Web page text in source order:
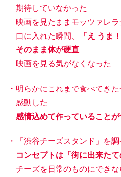
期待していなかった
映画を見たままモッツァレ
口に入れた瞬間、
「え うま
そのまま体が硬直
映画を見る気がなくなった
・明らかにこれまで食べてき
感動した
感情込めて作っていること
・「渋谷チーズスタンド」を調
コンセプトは「街に出来たて
チーズを日常のものにできな